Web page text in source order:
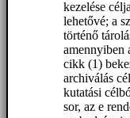
kezelése
lehetővé; a
történő
amennyiben
cikk (1)
archiválás
kutatási
sor, az e